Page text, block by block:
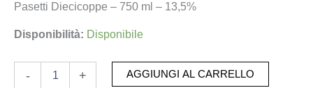
Pasetti Diecicoppe – 750 ml – 13,5%
Disponibilità: Disponibile
- + AGGIUNGI AL CARRELLO